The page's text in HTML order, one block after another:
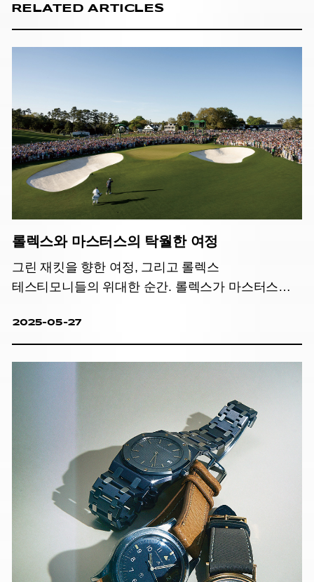
RELATED ARTICLES
롤렉스와 마스터스의 탁월한 여정
그린 재킷을 향한 여정, 그리고 롤렉스
테스티모니들의 위대한 순간. 롤렉스가 마스터스와
이어간다.
2025-05-27